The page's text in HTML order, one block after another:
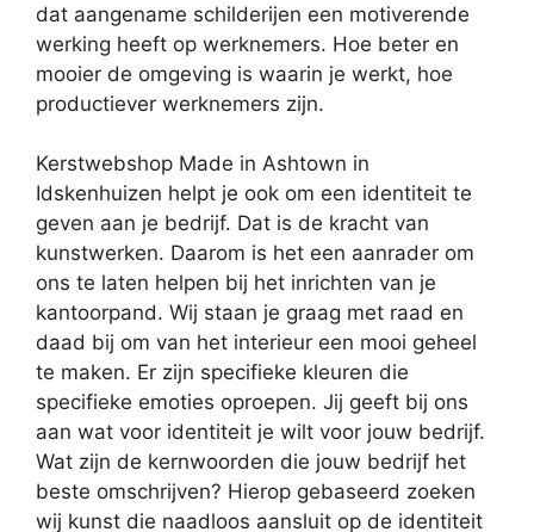
dat aangename schilderijen een motiverende
werking heeft op werknemers. Hoe beter en
mooier de omgeving is waarin je werkt, hoe
productiever werknemers zijn.
Kerstwebshop Made in Ashtown in
Idskenhuizen helpt je ook om een identiteit te
geven aan je bedrijf. Dat is de kracht van
kunstwerken. Daarom is het een aanrader om
ons te laten helpen bij het inrichten van je
kantoorpand. Wij staan je graag met raad en
daad bij om van het interieur een mooi geheel
te maken. Er zijn specifieke kleuren die
specifieke emoties oproepen. Jij geeft bij ons
aan wat voor identiteit je wilt voor jouw bedrijf.
Wat zijn de kernwoorden die jouw bedrijf het
beste omschrijven? Hierop gebaseerd zoeken
wij kunst die naadloos aansluit op de identiteit